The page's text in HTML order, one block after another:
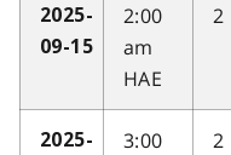
2025-
09-15
2:00
am
HAE
2
2025-
3:00
2